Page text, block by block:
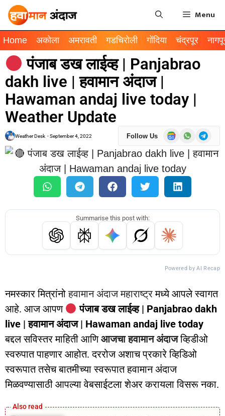
Menu
Home अकोला अमरावती गडचिरोली गोंदिया चंद्रपूर
पंजाब डख लाईव्ह | Panjabrao
dakh live | हवामान अंदाज |
Hawaman andaj live today |
Weather Update
Weather Desk -September 4, 2022 Follow Us
Summarise this post with:
Powered by AI Recap
नमस्कार मित्रांनोहवामान अंदाज महाराष्ट्रमध्ये आपले स्वागत
आहे. आज आपण
पंजाब डख लाईव्ह | Panjabrao dakh
live | हवामान अंदाज | Hawaman andaj live today
बद्दल सविस्तर माहिती आणिआजचा हवामान अंदाजव्हिडीओ
स्वरुपात पाहणार आहोत. दररोज अशाच प्रकारे व्हिडिओ
स्वरूपात तसेच बातमीच्या स्वरूपात हवामान अंदाज
मिळवण्यासाठी आपल्या वेबसाईटला शेअर करायला विसरू नका.